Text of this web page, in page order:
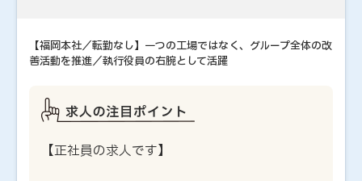
【福岡本社／転勤なし】一つの工場ではなく、グループ全体の改
善活動を推進／執行役員の右腕として活躍
【正社員の求人です】